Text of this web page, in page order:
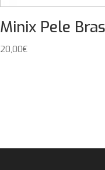
Minix Pele
20,00€